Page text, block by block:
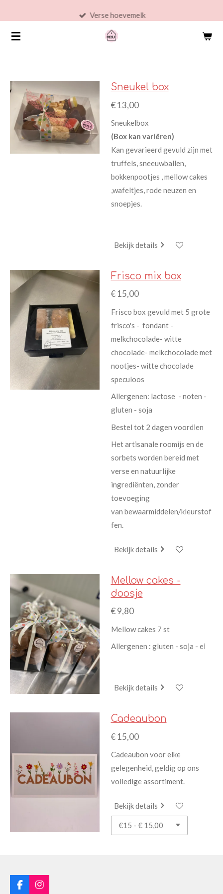
naar
Verse hoevemelk
Sneukel box
€ 13,00
Sneukelbox
(Box kan variëren)
Kan gevarieerd gevuld zijn met
truffels, sneeuwballen,
bokkenpootjes , mellow cakes
,wafeltjes, rode neuzen en
snoepjes.
Bekijk details
Frisco mix box
€ 15,00
Frisco box gevuld met 5 grote
frisco's - fondant -
melkchocolade- witte
chocolade- melkchocolade met
nootjes- witte chocolade
speculoos
Allergenen: lactose - noten -
gluten - soja
Bestel tot 2 dagen voordien
Het artisanale roomijs en de
sorbets worden bereid met
verse en natuurlijke
ingrediënten, zonder
toevoeging
van bewaarmiddelen/kleurstof
fen.
Bekijk details
Mellow cakes -
doosje
€ 9,80
Mellow cakes 7 st
Allergenen : gluten - soja - ei
Bekijk details
Cadeaubon
€ 15,00
Cadeaubon voor elke
gelegenheid, geldig op ons
volledige assortiment.
Bekijk details
F
I